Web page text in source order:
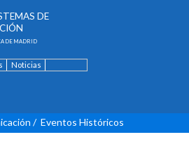
DE
DE MADRID
Noticias
/ Eventos Históricos